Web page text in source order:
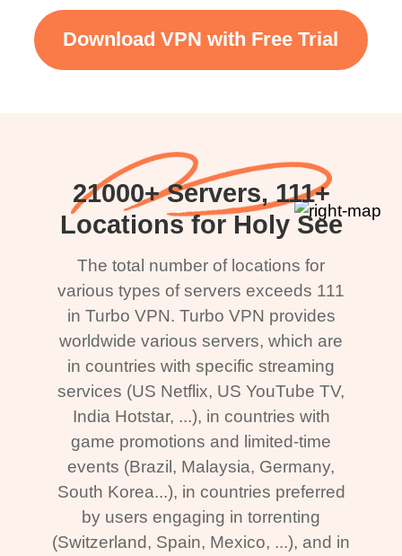
Download VPN with Free Trial
21000+ Servers, 111+
Locations for Holy See
The total number of locations for
various types of servers exceeds 111
in Turbo VPN. Turbo VPN provides
worldwide various servers, which are
in countries with specific streaming
services (US Netflix, US YouTube TV,
India Hotstar, ...), in countries with
game promotions and limited-time
events (Brazil, Malaysia, Germany,
South Korea...), in countries preferred
by users engaging in torrenting
(Switzerland, Spain, Mexico, ...), and in